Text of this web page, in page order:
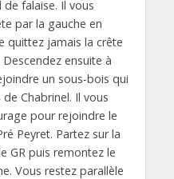
falaise. Il vous
par la gauche en
quittez jamais la crête
Descendez ensuite à
un sous-bois qui
Chabrinel. Il vous
pour rejoindre le
Peyret. Partez sur la
GR puis remontez le
Vous restez parallèle